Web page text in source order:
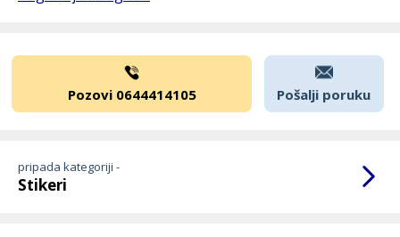
Pozovi 0644414105 Pošalji poruku
pripada kategoriji -
Stikeri